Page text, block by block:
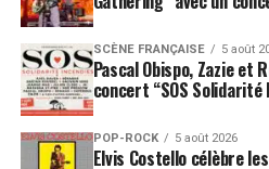
SCÈNE FRANÇAISE 5 août
Pascal Obispo, Zazie et
concert “SOS Solidarité
POP-ROCK 5 août 2026
Elvis Costello célèbre